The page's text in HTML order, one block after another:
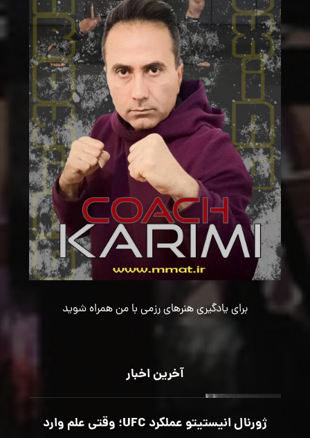
برای یادگیری هنرهای رزمی با من همراه شوید
آخرین اخبار
ژورنال انیستیتو عملکرد UFC؛ وقتی علم وارد